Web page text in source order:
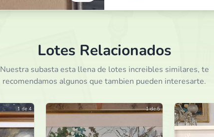
250.000
240.000
230.000 ARS por
hace 29 días
Lotes Relacionados
Nuestra subasta esta llena de lotes increibles similares, te
recomendamos algunos que tambien pueden interesarte.
1 de 4 1 de 5